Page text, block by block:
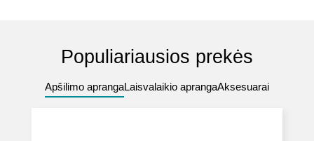
Populiariausios prekės
Apšilimo aprangaLaisvalaikio aprangaAksesuarai